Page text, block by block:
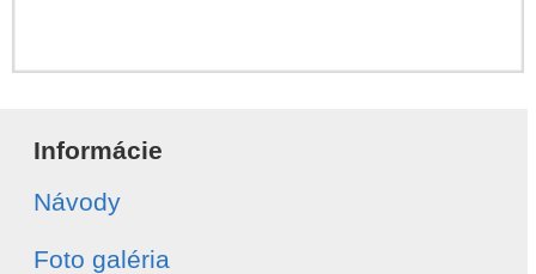
Informácie
Návody
Foto galéria